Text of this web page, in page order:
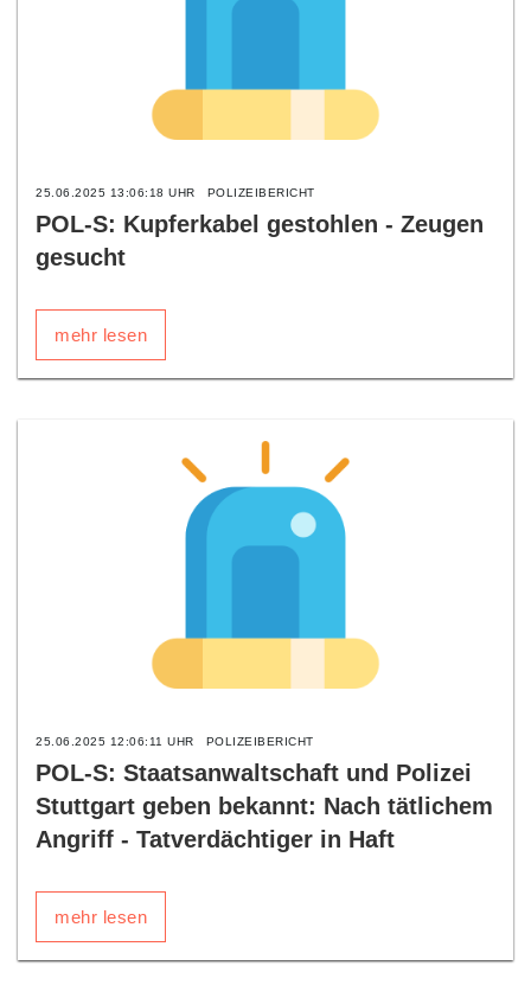
25.06.2025 13:06:18 UHR POLIZEIBERICHT
POL-S: Kupferkabel gestohlen - Zeugen
gesucht
mehr lesen
25.06.2025 12:06:11 UHR POLIZEIBERICHT
POL-S: Staatsanwaltschaft und Polizei
Stuttgart geben bekannt: Nach tätlichem
Angriff - Tatverdächtiger in Haft
mehr lesen